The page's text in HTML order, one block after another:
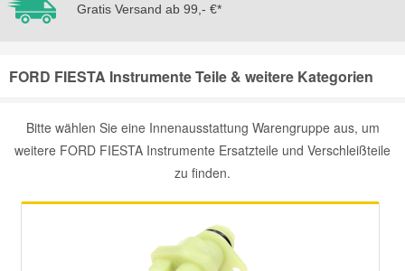
Gratis Versand ab 99,- €*
FORD FIESTA Instrumente Teile & weitere Kategorien
Bitte wählen Sie eine Innenausstattung Warengruppe aus, um
weitere FORD FIESTA Instrumente Ersatzteile und Verschleißteile
zu finden.
Mazda Ersatzteile
Mercedes Ersatzteile
Mini Ersatzteile
Mitsubishi Ersatzteile